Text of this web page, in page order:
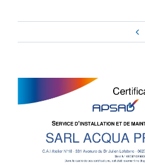
l'image
agrandie